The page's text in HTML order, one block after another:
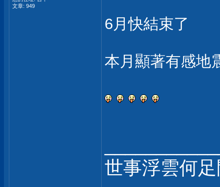
文章: 949
6月快結束了
本月顯著有感地
世事浮雲何